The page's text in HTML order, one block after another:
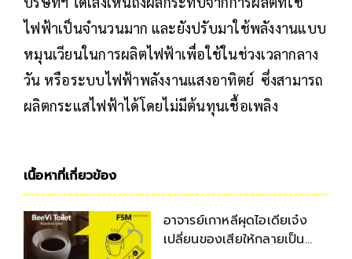
ไฟฟ้าเป็นจำนวนมาก และยังปรับมาใช้พลังงานแบบ
หมุนเวียนในการผลิตไฟฟ้าเพื่อใช้ในช่วงเวลากลาง
วัน หรือระบบไฟฟ้าพลังงานแสงอาทิตย์ ซึ่งสามารถ
ผลิตกระแสไฟฟ้าได้โดยไม่มีต้นทุนเชื้อเพลิง
เนื้อหาที่เกี่ยวข้อง
อาจารย์เกาหลีผุดไอเดียเจ๋ง
เปลี่ยนของเสียให้กลายเป็น